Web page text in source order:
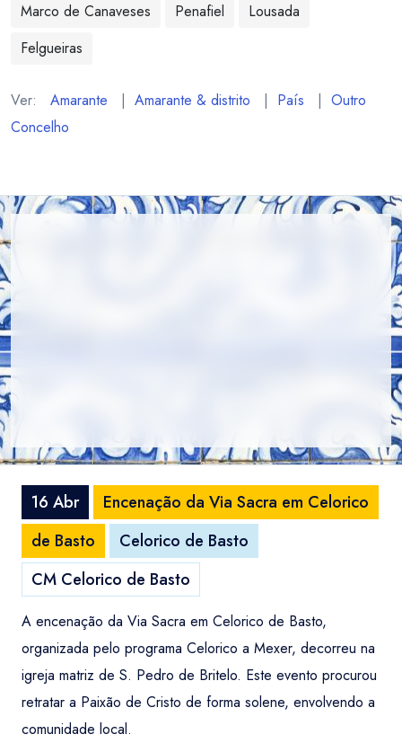
Temas
Contactos
Marco de Canaveses
Penafiel
Lousada
Felgueiras
Ver: Amarante | Amarante & distrito | País | Outro
Concelho
16 Abr
Encenação da Via Sacra em Celorico
de Basto
Celorico de Basto
CM Celorico de Basto
A encenação da Via Sacra em Celorico de Basto,
organizada pelo programa Celorico a Mexer, decorreu na
igreja matriz de S. Pedro de Britelo. Este evento procurou
retratar a Paixão de Cristo de forma solene, envolvendo a
comunidade local.